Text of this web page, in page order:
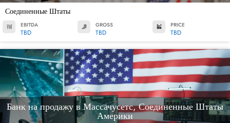
Соединенные Штаты
EBITDA
TBD
GROSS
TBD
PRICE
TBD
Банк на продажу в Массачусетс, Соединенные Штаты
Америки